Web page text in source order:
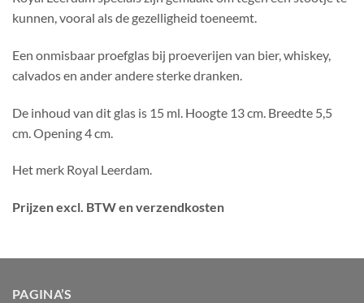
kunnen, vooral als de gezelligheid toeneemt.
Een onmisbaar proefglas bij proeverijen van bier, whiskey,
calvados en ander andere sterke dranken.
De inhoud van dit glas is 15 ml. Hoogte 13 cm. Breedte 5,5
cm. Opening 4 cm.
Het merk Royal Leerdam.
Prijzen excl. BTW en verzendkosten
PAGINA’S